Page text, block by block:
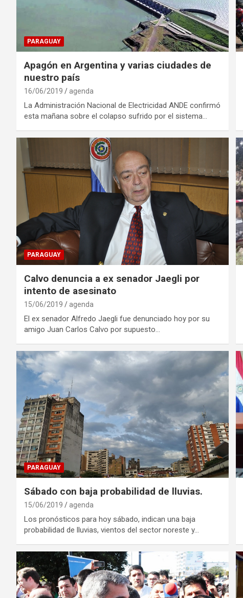
PARAGUAY
Apagón en Argentina y varias ciudades de
nuestro país
16/06/2019 agenda
La Administración Nacional de Electricidad ANDE confirmó
esta mañana sobre el colapso sufrido por el sistema…
PARAGUAY
Calvo denuncia a ex senador Jaegli por
intento de asesinato
15/06/2019 agenda
El ex senador Alfredo Jaegli fue denunciado hoy por su
amigo Juan Carlos Calvo por supuesto…
PARAGUAY
Sábado con baja probabilidad de lluvias.
15/06/2019 agenda
Los pronósticos para hoy sábado, indican una baja
probabilidad de lluvias, vientos del sector noreste y…